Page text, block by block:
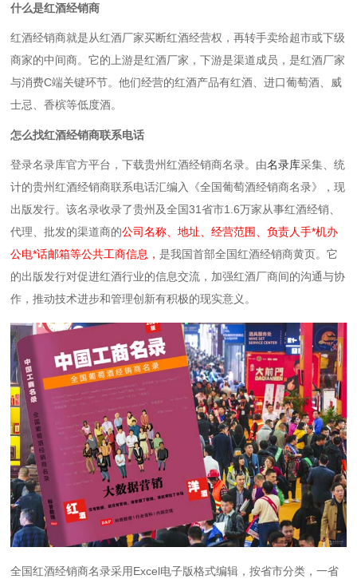
什么是红酒经销商
红酒经销商就是‌从红酒厂家买断红酒经营权，再转手卖给超市或下级
商家的中间商‌。它的上游是红酒厂家，下游是渠道成员，是红酒厂家
与消费C端关键环节。他们经营的红酒产品有红酒、进口葡萄酒、威
士忌、香槟等低度酒。
怎么找红酒经销商联系电话
登录名录库官方平台，下载贵州红酒经销商名录。 由名录库采集、统
计的贵州红酒经销商联系电话汇编入《全国葡萄酒经销商名录》，现
出版发行。该名录收录了贵州及全国31省市1.6万家从事红酒经销、
代理、批发的渠道商的公司名称、地址、经营范围、负责人手*机办
公电*话邮箱等公共工商信息，是我国首部全国红酒经销商黄页。它
的出版发行对促进红酒行业的信息交流，加强红酒厂商间的沟通与协
作，推动技术进步和管理创新有积极的现实意义。
全国红酒经销商名录采用Excel电子版格式编辑，按省市分类，一省